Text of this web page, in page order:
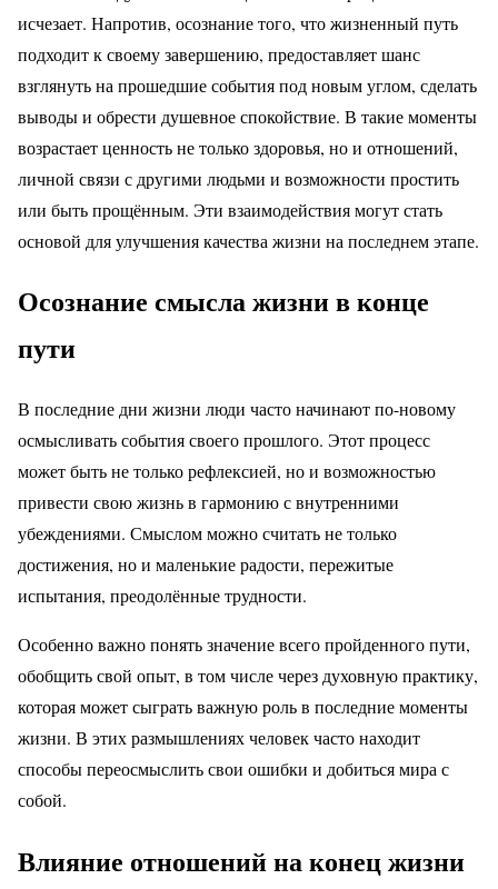
исчезает. Напротив, осознание того, что жизненный путь
подходит к своему завершению, предоставляет шанс
взглянуть на прошедшие события под новым углом, сделать
выводы и обрести душевное спокойствие. В такие моменты
возрастает ценность не только здоровья, но и отношений,
личной связи с другими людьми и возможности простить
или быть прощённым. Эти взаимодействия могут стать
основой для улучшения качества жизни на последнем этапе.
Осознание смысла жизни в конце
пути
В последние дни жизни люди часто начинают по-новому
осмысливать события своего прошлого. Этот процесс
может быть не только рефлексией, но и возможностью
привести свою жизнь в гармонию с внутренними
убеждениями. Смыслом можно считать не только
достижения, но и маленькие радости, пережитые
испытания, преодолённые трудности.
Особенно важно понять значение всего пройденного пути,
обобщить свой опыт, в том числе через духовную практику,
которая может сыграть важную роль в последние моменты
жизни. В этих размышлениях человек часто находит
способы переосмыслить свои ошибки и добиться мира с
собой.
Влияние отношений на конец жизни